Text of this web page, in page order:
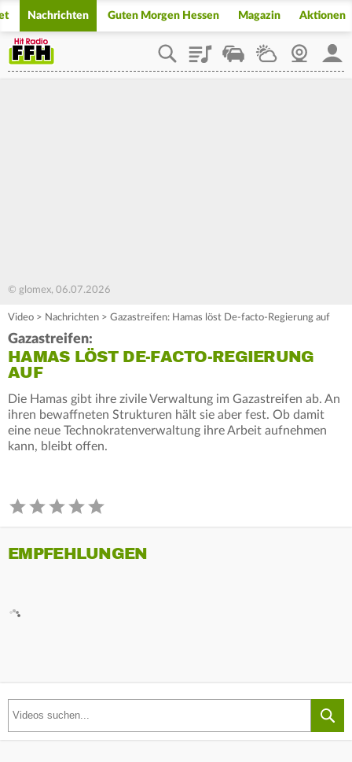
Nachrichten Guten Morgen Hessen Magazin Aktionen
PlaylistStaupilotWetterWebcam
© glomex, 06.07.2026
Video > Nachrichten > Gazastreifen: Hamas löst De-facto-Regierung auf
Gazastreifen:
HAMAS LÖST DE-FACTO-REGIERUNG
AUF
Die Hamas gibt ihre zivile Verwaltung im Gazastreifen ab. An
ihren bewaffneten Strukturen hält sie aber fest. Ob damit
eine neue Technokratenverwaltung ihre Arbeit aufnehmen
kann, bleibt offen.
EMPFEHLUNGEN